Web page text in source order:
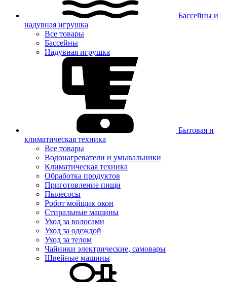
Бассейны и
надувная игрушка
Все товары
Бассейны
Надувная игрушка
Бытовая и
климатическая техника
Все товары
Водонагреватели и умывальники
Климатическая техника
Обработка продуктов
Приготовление пищи
Пылесосы
Робот мойщик окон
Стиральные машины
Уход за волосами
Уход за одеждой
Уход за телом
Чайники электрические, самовары
Швейные машины